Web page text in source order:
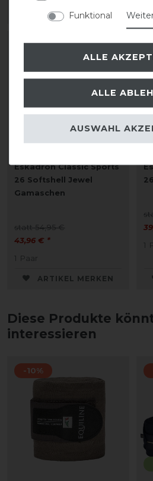
ARTIKEL MERKEN
-20%
Eskadron Classic Sports
26 Softshell Jewel
Gamaschen
statt 54,95 €
43,96 € *
1 Paar
ARTIKEL MERKEN
1
Diese Produkte
interessieren
-10%
Funktional
ALLE
ALLE
AUSWAHL